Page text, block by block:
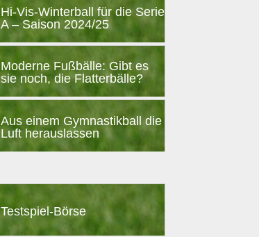
Hi-Vis-Winterball für die Serie
A – Saison 2024/25
Moderne Fußbälle: Gibt es
sie noch, die Flatterbälle?
Aus einem Gymnastikball die
Luft herauslassen
Testspiel-Börse